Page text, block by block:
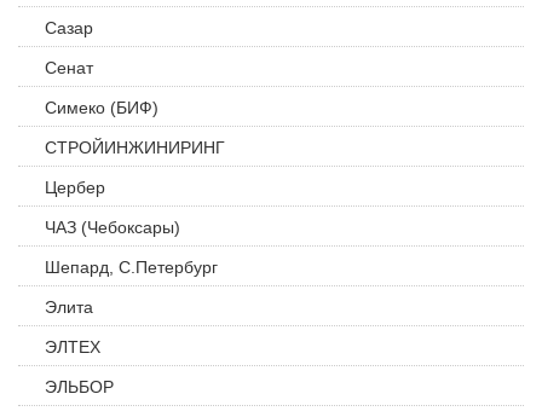
Сазар
Сенат
Симеко (БИФ)
СТРОЙИНЖИНИРИНГ
Цербер
ЧАЗ (Чебоксары)
Шепард, С.Петербург
Элита
ЭЛТЕХ
ЭЛЬБОР